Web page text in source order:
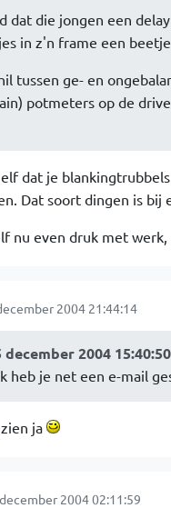
dat die jongen een
in z'n frame een
tussen ge- en
potmeters op de
dat je
Dat soort dingen is
nu even druk met
2004 21:44:14
december 2004
heb je net een e-mail
ja
2004 02:11:59